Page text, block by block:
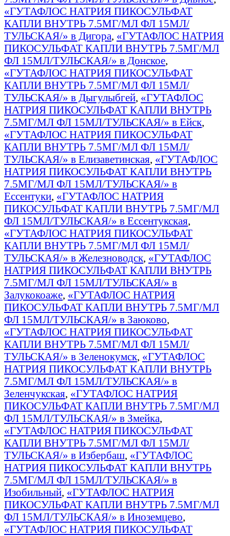
«ГУТАФЛОС НАТРИЯ ПИКОСУЛЬФАТ
КАПЛИ ВНУТРЬ 7.5МГ/МЛ ФЛ 15МЛ/
ТУЛЬСКАЯ/» в Дигора, «ГУТАФЛОС НАТРИЯ
ПИКОСУЛЬФАТ КАПЛИ ВНУТРЬ 7.5МГ/МЛ
ФЛ 15МЛ/ТУЛЬСКАЯ/» в Донское,
«ГУТАФЛОС НАТРИЯ ПИКОСУЛЬФАТ
КАПЛИ ВНУТРЬ 7.5МГ/МЛ ФЛ 15МЛ/
ТУЛЬСКАЯ/» в Дыгулыбгей, «ГУТАФЛОС
НАТРИЯ ПИКОСУЛЬФАТ КАПЛИ ВНУТРЬ
7.5МГ/МЛ ФЛ 15МЛ/ТУЛЬСКАЯ/» в Ейск,
«ГУТАФЛОС НАТРИЯ ПИКОСУЛЬФАТ
КАПЛИ ВНУТРЬ 7.5МГ/МЛ ФЛ 15МЛ/
ТУЛЬСКАЯ/» в Елизаветинская, «ГУТАФЛОС
НАТРИЯ ПИКОСУЛЬФАТ КАПЛИ ВНУТРЬ
7.5МГ/МЛ ФЛ 15МЛ/ТУЛЬСКАЯ/» в
Ессентуки, «ГУТАФЛОС НАТРИЯ
ПИКОСУЛЬФАТ КАПЛИ ВНУТРЬ 7.5МГ/МЛ
ФЛ 15МЛ/ТУЛЬСКАЯ/» в Ессентукская,
«ГУТАФЛОС НАТРИЯ ПИКОСУЛЬФАТ
КАПЛИ ВНУТРЬ 7.5МГ/МЛ ФЛ 15МЛ/
ТУЛЬСКАЯ/» в Железноводск, «ГУТАФЛОС
НАТРИЯ ПИКОСУЛЬФАТ КАПЛИ ВНУТРЬ
7.5МГ/МЛ ФЛ 15МЛ/ТУЛЬСКАЯ/» в
Залукокоаже, «ГУТАФЛОС НАТРИЯ
ПИКОСУЛЬФАТ КАПЛИ ВНУТРЬ 7.5МГ/МЛ
ФЛ 15МЛ/ТУЛЬСКАЯ/» в Заюково,
«ГУТАФЛОС НАТРИЯ ПИКОСУЛЬФАТ
КАПЛИ ВНУТРЬ 7.5МГ/МЛ ФЛ 15МЛ/
ТУЛЬСКАЯ/» в Зеленокумск, «ГУТАФЛОС
НАТРИЯ ПИКОСУЛЬФАТ КАПЛИ ВНУТРЬ
7.5МГ/МЛ ФЛ 15МЛ/ТУЛЬСКАЯ/» в
Зеленчукская, «ГУТАФЛОС НАТРИЯ
ПИКОСУЛЬФАТ КАПЛИ ВНУТРЬ 7.5МГ/МЛ
ФЛ 15МЛ/ТУЛЬСКАЯ/» в Змейка,
«ГУТАФЛОС НАТРИЯ ПИКОСУЛЬФАТ
КАПЛИ ВНУТРЬ 7.5МГ/МЛ ФЛ 15МЛ/
ТУЛЬСКАЯ/» в Избербаш, «ГУТАФЛОС
НАТРИЯ ПИКОСУЛЬФАТ КАПЛИ ВНУТРЬ
7.5МГ/МЛ ФЛ 15МЛ/ТУЛЬСКАЯ/» в
Изобильный, «ГУТАФЛОС НАТРИЯ
ПИКОСУЛЬФАТ КАПЛИ ВНУТРЬ 7.5МГ/МЛ
ФЛ 15МЛ/ТУЛЬСКАЯ/» в Иноземцево,
«ГУТАФЛОС НАТРИЯ ПИКОСУЛЬФАТ